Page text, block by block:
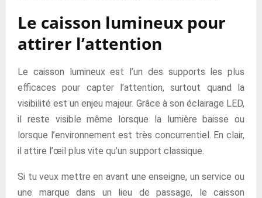
Le caisson lumineux pour
attirer l’attention
Le caisson lumineux est l’un des supports les plus
efficaces pour capter l’attention, surtout quand la
visibilité est un enjeu majeur. Grâce à son éclairage LED,
il reste visible même lorsque la lumière baisse ou
lorsque l’environnement est très concurrentiel. En clair,
il attire l’œil plus vite qu’un support classique.
Si tu veux mettre en avant une enseigne, un service ou
une marque dans un lieu de passage, le caisson